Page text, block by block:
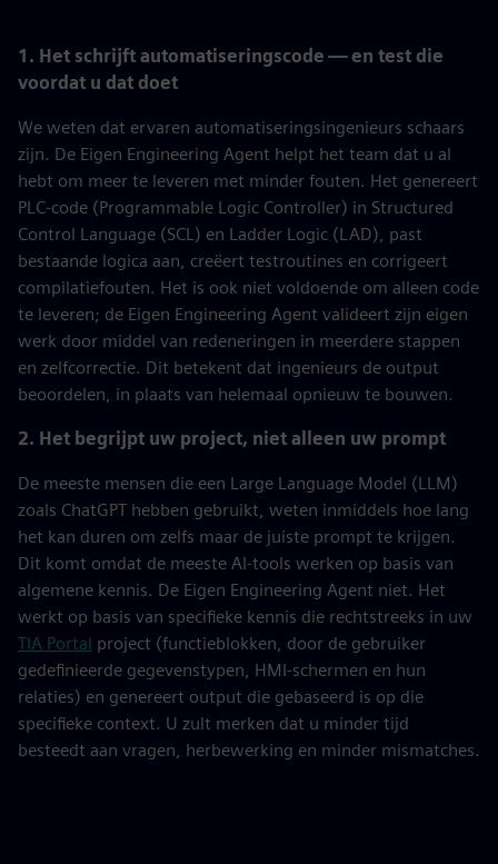
1. Het schrijft automatiseringscode — en test die
voordat u dat doet
We weten dat ervaren automatiseringsingenieurs schaars
zijn. De Eigen Engineering Agent helpt het team dat u al
hebt om meer te leveren met minder fouten. Het genereert
PLC-code (Programmable Logic Controller) in Structured
Control Language (SCL) en Ladder Logic (LAD), past
bestaande logica aan, creëert testroutines en corrigeert
compilatiefouten. Het is ook niet voldoende om alleen code
te leveren; de Eigen Engineering Agent valideert zijn eigen
werk door middel van redeneringen in meerdere stappen
en zelfcorrectie. Dit betekent dat ingenieurs de output
beoordelen, in plaats van helemaal opnieuw te bouwen.
2. Het begrijpt uw project, niet alleen uw prompt
De meeste mensen die een Large Language Model (LLM)
zoals ChatGPT hebben gebruikt, weten inmiddels hoe lang
het kan duren om zelfs maar de juiste prompt te krijgen.
Dit komt omdat de meeste AI-tools werken op basis van
algemene kennis. De Eigen Engineering Agent niet. Het
werkt op basis van specifieke kennis die rechtstreeks in uw
TIA Portal project (functieblokken, door de gebruiker
gedefinieerde gegevenstypen, HMI-schermen en hun
relaties) en genereert output die gebaseerd is op die
specifieke context. U zult merken dat u minder tijd
besteedt aan vragen, herbewerking en minder mismatches.